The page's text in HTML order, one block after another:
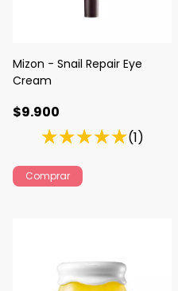
Mizon - Snail Repair Eye
Cream
$9.900
(1)